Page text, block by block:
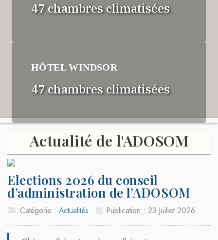
47 chambres climatisées
HÔTEL WINDSOR
47 chambres climatisées
Actualité de l'ADOSOM
Elections 2026 du conseil
d’administration de l'ADOSOM
Catégorie :Actualités Publication : 23 Juillet 2026